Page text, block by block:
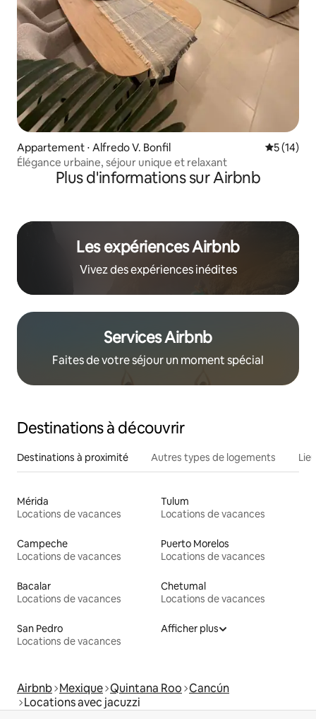
Appartement ⋅ Alfredo V. Bonfil
5 (14)
Élégance urbaine, séjour unique et relaxant
Plus d'informations sur Airbnb
Les expériences Airbnb
Vivez des expériences inédites
Services Airbnb
Faites de votre séjour un moment spécial
Destinations à découvrir
Destinations à proximité Autres types de logements
Mérida
Locations de vacances
Tulum
Locations de vacances
Campeche
Locations de vacances
Puerto Morelos
Locations de vacances
Bacalar
Locations de vacances
Chetumal
Locations de vacances
San Pedro
Locations de vacances
Afficher plus
Airbnb Mexique Quintana Roo Cancún
Locations avec jacuzzi